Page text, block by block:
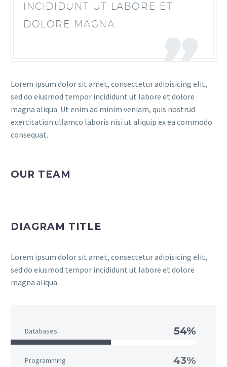
INCIDIDUNT UT LABORE ET
DOLORE MAGNA
Lorem ipsum dolor sit amet, consectetur adipisicing elit,
sed do eiusmod tempor incididunt ut labore et dolore
magna aliqua. Ut enim ad minim veniam, quis nostrud
exercitation ullamco laboris nisi ut aliquip ex ea commodo
consequat.
OUR TEAM
DIAGRAM TITLE
Lorem ipsum dolor sit amet, consectetur adipisicing elit,
sed do eiusmod tempor incididunt ut labore et dolore
magna aliqua.
Databases 54%
Programming 43%